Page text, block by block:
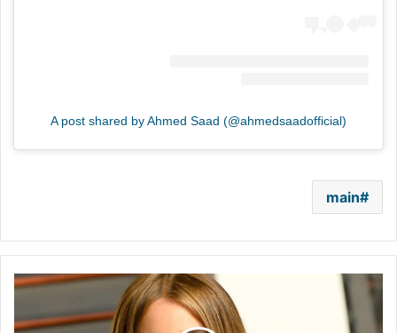
A post shared by Ahmed Saad (@ahmedsaadofficial)
main
صوفيا
فيرغارا